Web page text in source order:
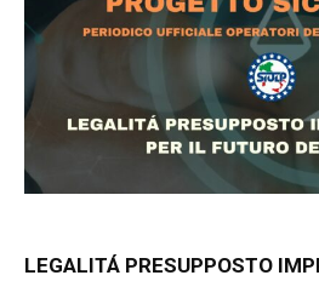
LEGALITÁ PRESUPPOSTO